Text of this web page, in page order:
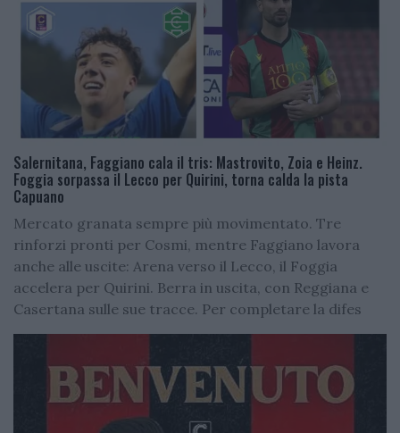
Salernitana, Faggiano cala il tris: Mastrovito, Zoia e Heinz.
Foggia sorpassa il Lecco per Quirini, torna calda la pista
Capuano
Mercato granata sempre più movimentato. Tre
rinforzi pronti per Cosmi, mentre Faggiano lavora
anche alle uscite: Arena verso il Lecco, il Foggia
accelera per Quirini. Berra in uscita, con Reggiana e
Casertana sulle sue tracce. Per completare la difes